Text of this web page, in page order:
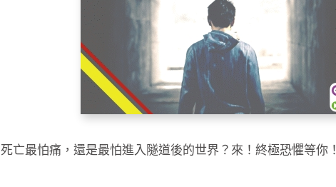
死亡最怕痛，還是最怕進入隧道後的世界？來！終極恐懼等你！